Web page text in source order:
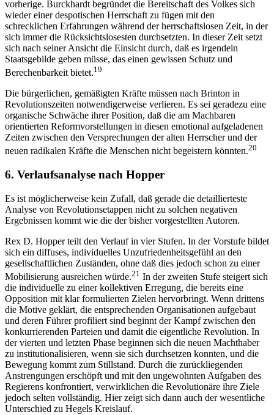
vorherige. Burckhardt begründet die Bereitschaft des Volkes sich
wieder einer despotischen Herrschaft zu fügen mit den
schrecklichen Erfahrungen während der herrschaftslosen Zeit, in der
sich immer die Rücksichtslosesten durchsetzten. In dieser Zeit setzt
sich nach seiner Ansicht die Einsicht durch, daß es irgendein
Staatsgebilde geben müsse, das einen gewissen Schutz und
Berechenbarkeit bietet.19
Die bürgerlichen, gemäßigten Kräfte müssen nach Brinton in
Revolutionszeiten notwendigerweise verlieren. Es sei geradezu eine
organische Schwäche ihrer Position, daß die am Machbaren
orientierten Reformvorstellungen in diesen emotional aufgeladenen
Zeiten zwischen den Versprechungen der alten Herrscher und der
neuen radikalen Kräfte die Menschen nicht begeistern könnten.20
6. Verlaufsanalyse nach Hopper
Es ist möglicherweise kein Zufall, daß gerade die detaillierteste
Analyse von Revolutionsetappen nicht zu solchen negativen
Ergebnissen kommt wie die der bisher vorgestellten Autoren.
Rex D. Hopper teilt den Verlauf in vier Stufen. In der Vorstufe bildet
sich ein diffuses, individuelles Unzufriedenheitsgefühl an den
gesellschaftlichen Zuständen, ohne daß dies jedoch schon zu einer
Mobilisierung ausreichen würde.21 In der zweiten Stufe steigert sich
die individuelle zu einer kollektiven Erregung, die bereits eine
Opposition mit klar formulierten Zielen hervorbringt. Wenn drittens
die Motive geklärt, die entsprechenden Organisationen aufgebaut
und deren Führer profiliert sind beginnt der Kampf zwischen den
konkurrierenden Parteien und damit die eigentliche Revolution. In
der vierten und letzten Phase beginnen sich die neuen Machthaber
zu institutionalisieren, wenn sie sich durchsetzen konnten, und die
Bewegung kommt zum Stillstand. Durch die zurückliegenden
Anstrengungen erschöpft und mit den ungewohnten Aufgaben des
Regierens konfrontiert, verwirklichen die Revolutionäre ihre Ziele
jedoch selten vollständig. Hier zeigt sich dann auch der wesentliche
Unterschied zu Hegels Kreislauf.